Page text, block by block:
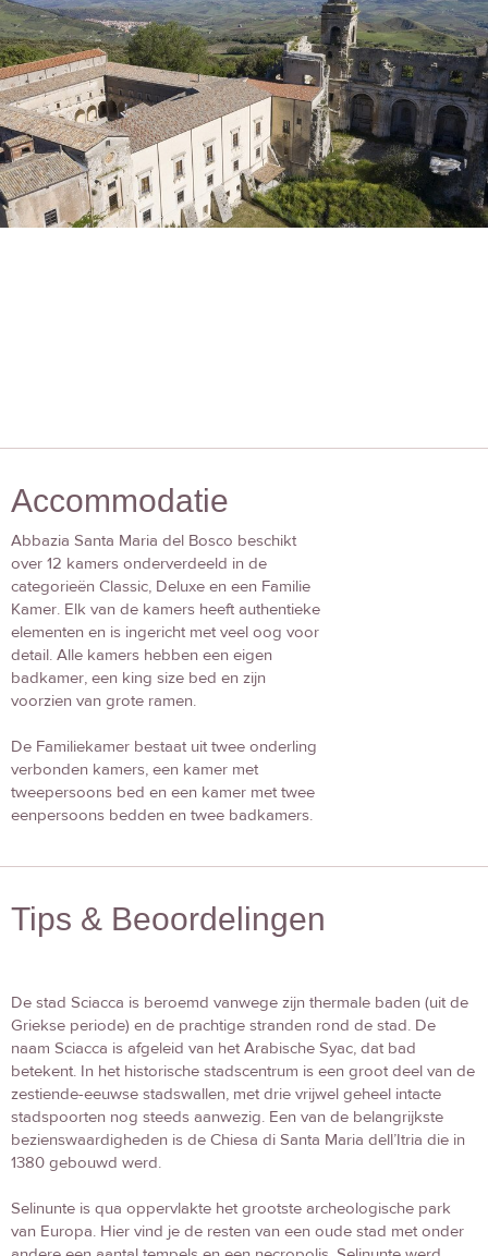
Accommodatie
Abbazia Santa Maria del Bosco beschikt
over 12 kamers onderverdeeld in de
categorieën Classic, Deluxe en een Familie
Kamer. Elk van de kamers heeft authentieke
elementen en is ingericht met veel oog voor
detail. Alle kamers hebben een eigen
badkamer, een king size bed en zijn
voorzien van grote ramen.
De Familiekamer bestaat uit twee onderling
verbonden kamers, een kamer met
tweepersoons bed en een kamer met twee
eenpersoons bedden en twee badkamers.
Tips & Beoordelingen
De stad Sciacca is beroemd vanwege zijn thermale baden (uit de
Griekse periode) en de prachtige stranden rond de stad. De
naam Sciacca is afgeleid van het Arabische Syac, dat bad
betekent. In het historische stadscentrum is een groot deel van de
zestiende-eeuwse stadswallen, met drie vrijwel geheel intacte
stadspoorten nog steeds aanwezig. Een van de belangrijkste
bezienswaardigheden is de Chiesa di Santa Maria dell’Itria die in
1380 gebouwd werd.
Selinunte is qua oppervlakte het grootste archeologische park
van Europa. Hier vind je de resten van een oude stad met onder